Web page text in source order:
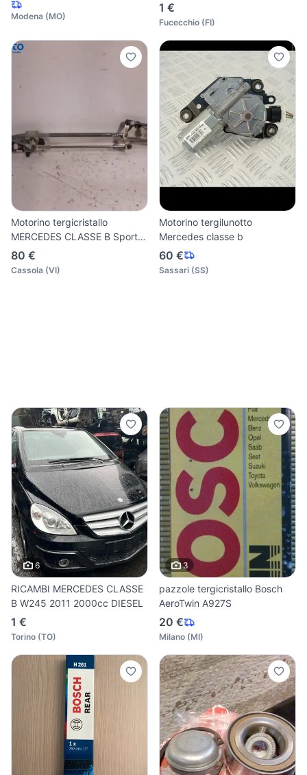
Modena (MO)
1 €
Fucecchio (FI)
Motorino tergicristallo
MERCEDES CLASSE B Sports
T
80 €
Cassola (VI)
Motorino tergilunotto
Mercedes classe b
60 €
Sassari (SS)
6
RICAMBI MERCEDES CLASSE
B W245 2011 2000cc DIESEL
1 €
Torino (TO)
3
pazzole tergicristallo Bosch
AeroTwin A927S
20 €
Milano (MI)